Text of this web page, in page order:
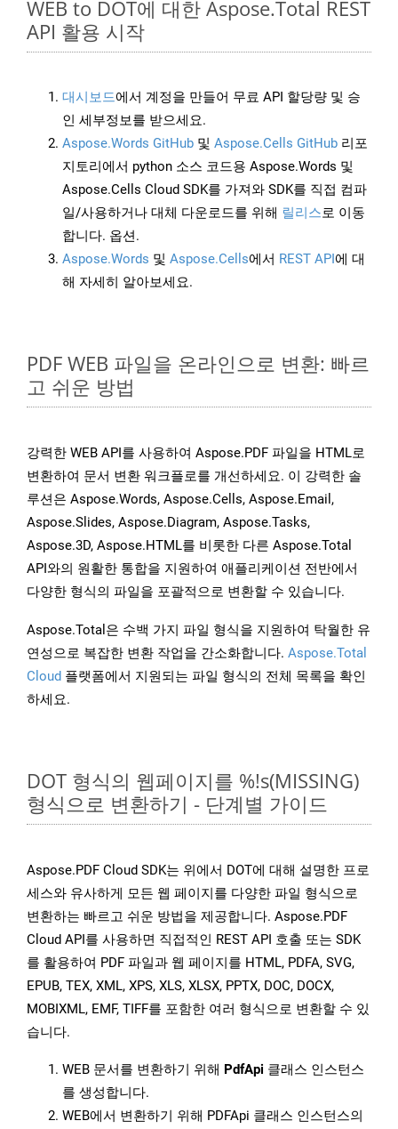
WEB to DOT에 대한 Aspose.Total REST
API 활용 시작
대시보드에서 계정을 만들어 무료 API 할당량 및 승
인 세부정보를 받으세요.
Aspose.Words GitHub 및 Aspose.Cells GitHub 리포
지토리에서 python 소스 코드용 Aspose.Words 및
Aspose.Cells Cloud SDK를 가져와 SDK를 직접 컴파
일/사용하거나 대체 다운로드를 위해 릴리스로 이동
합니다. 옵션.
Aspose.Words 및 Aspose.Cells에서 REST API에 대
해 자세히 알아보세요.
PDF WEB 파일을 온라인으로 변환: 빠르
고 쉬운 방법
강력한 WEB API를 사용하여 Aspose.PDF 파일을 HTML로
변환하여 문서 변환 워크플로를 개선하세요. 이 강력한 솔
루션은 Aspose.Words, Aspose.Cells, Aspose.Email,
Aspose.Slides, Aspose.Diagram, Aspose.Tasks,
Aspose.3D, Aspose.HTML를 비롯한 다른 Aspose.Total
API와의 원활한 통합을 지원하여 애플리케이션 전반에서
다양한 형식의 파일을 포괄적으로 변환할 수 있습니다.
Aspose.Total은 수백 가지 파일 형식을 지원하여 탁월한 유
연성으로 복잡한 변환 작업을 간소화합니다. Aspose.Total
Cloud 플랫폼에서 지원되는 파일 형식의 전체 목록을 확인
하세요.
DOT 형식의 웹페이지를 %!s(MISSING)
형식으로 변환하기 - 단계별 가이드
Aspose.PDF Cloud SDK는 위에서 DOT에 대해 설명한 프로
세스와 유사하게 모든 웹 페이지를 다양한 파일 형식으로
변환하는 빠르고 쉬운 방법을 제공합니다. Aspose.PDF
Cloud API를 사용하면 직접적인 REST API 호출 또는 SDK
를 활용하여 PDF 파일과 웹 페이지를 HTML, PDFA, SVG,
EPUB, TEX, XML, XPS, XLS, XLSX, PPTX, DOC, DOCX,
MOBIXML, EMF, TIFF를 포함한 여러 형식으로 변환할 수 있
습니다.
WEB 문서를 변환하기 위해 PdfApi 클래스 인스턴스
를 생성합니다.
WEB에서 변환하기 위해 PDFApi 클래스 인스턴스의